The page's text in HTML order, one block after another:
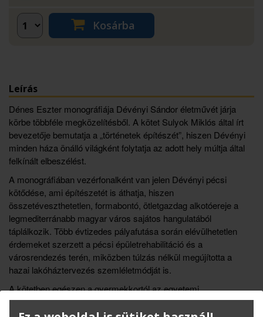
Kosárba
Leírás
Dénes Eszter monográfiája Dévényi Sándor életművét járja
körbe többféle megközelítésből. A kötet Sulyok Miklós által írt
bevezetője bemutatja a „történetek építészét”, hiszen Dévényi
minden háza önálló világként folytatja az adott hely múltja által
felkínált elbeszélést.
A monográfiában vezérfonalként van jelen Dévényi pécsi
kötődése, ami építészetét is áthatja, hiszen
összetéveszthetetlen, formabontó, ötletgazdag alkotóereje a
legmediterránabb magyar város sajátos hangulatából
táplálkozik. Több évtizedes pályafutása során elévülhetetlen
érdemeket szerzett a pécsi épületrehabilitáció és a
városrendezés terén, miközben túlzás nélkül megújította a
hazai lakóháztervezés szemléletmódját is.
A kötetben egészen a gyermekkortól az egyetemi
tanulmányokon, a jelentős térrendezési feladatokon át a
megvalósulatlan tervekig kapunk átfogó képet a pálya ívéről,